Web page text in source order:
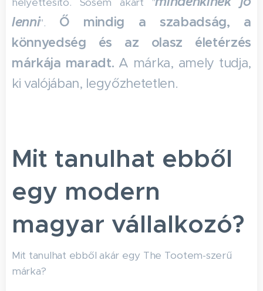
lenni". Ő mindig a szabadság, a
könnyedség és az olasz életérzés
márkája maradt. A márka, amely tudja,
ki valójában, legyőzhetetlen.
Mit tanulhat ebből
egy modern
magyar vállalkozó?
Mit tanulhat ebből akár egy The Tootem-szerű
márka?